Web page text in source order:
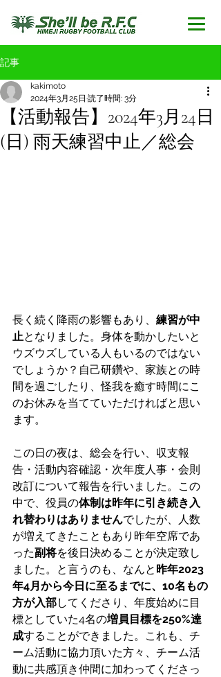
記事
【活動報告】2024年3月24日
(日) 雨天練習中止／総会
kakimoto
2024年3月25日 読了時間: 3分
長く続く降雨の影響もあり、 練習が中
止となりました。身体を動かしたいと
ウズウズしている人もいるのではない
でしょうか？自己研鑽や、家族との時
間を過ごしたり、怪我を癒す時間にこ
のお休みを当てていただければと思い
ます。
この日の夜は、総会を行い、収支報
告・活動内容確認・次年度人事・会則
改訂について報告を行いました。この
中で、役員の体制は昨年に引き続き入
れ替わりはありませんでしたが、人数
が増えてきた こともあり昨年空席であ
った副将を後日決めることが決定致し
ました。と言うのも、なんと 昨年2023
年4月から今日に至るまでに、10名もの
方が入部してくださり、年度始めに目
標としていた4名の増員目標を250%達
成することができました。これも、チ
ーム活動に協力頂いた方々、チーム活
動に共感頂き仲間に加わってくださっ